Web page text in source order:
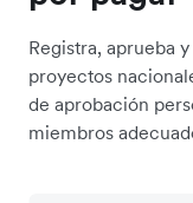
Registra, aprueba
proyectos
de aprobación
miembros